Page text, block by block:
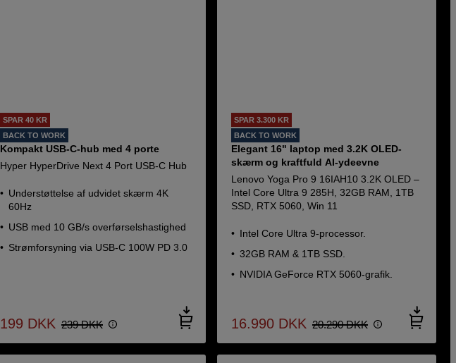
SPAR 40 KR
BACK TO WORK
Kompakt USB-C-hub med 4 porte
Hyper HyperDrive Next 4 Port USB-C Hub
Understøttelse af udvidet skærm 4K
60Hz
USB med 10 GB/s overførselshastighed
Strømforsyning via USB-C 100W PD 3.0
199 DKK 239 DKK
SPAR 3.300 KR
BACK TO WORK
Elegant 16" laptop med 3.2K OLED-
skærm og kraftfuld AI-ydeevne
Lenovo Yoga Pro 9 16IAH10 3.2K OLED –
Intel Core Ultra 9 285H, 32GB RAM, 1TB
SSD, RTX 5060, Win 11
Intel Core Ultra 9-processor.
32GB RAM & 1TB SSD.
NVIDIA GeForce RTX 5060-grafik.
16.990 DKK 20.290 DKK